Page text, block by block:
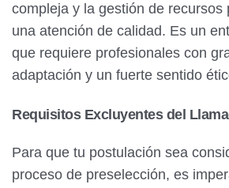
compleja y la gestión de recursos
una atención de calidad. Es un
que requiere profesionales con
adaptación y un fuerte sentido
Requisitos Excluyentes del
Para que tu postulación sea
proceso de preselección, es